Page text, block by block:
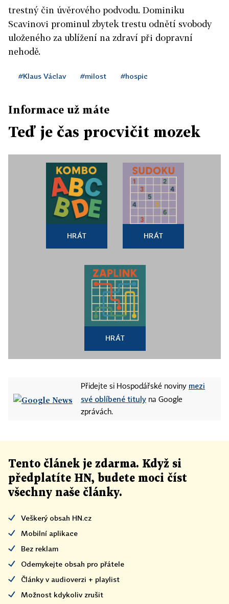
trestný čin úvěrového podvodu. Dominiku
Scavinovi prominul zbytek trestu odnětí svobody
uloženého za ublížení na zdraví při dopravní
nehodě.
#Klaus Václav #milost #hospic
Informace už máte
Teď je čas procvičit mozek
HRÁT HRÁT
HRÁT
Přidejte si Hospodářské noviny mezi
své oblíbené tituly na Google
zprávách.
Tento článek je zdarma. Když si
předplatíte HN, budete moci číst
všechny naše články.
Veškerý obsah HN.cz
Mobilní aplikace
Bez reklam
Odemykejte obsah pro přátele
Články v audioverzi + playlist
Možnost kdykoliv zrušit